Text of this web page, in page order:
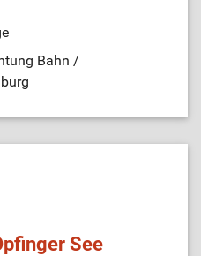
Bahn /
See